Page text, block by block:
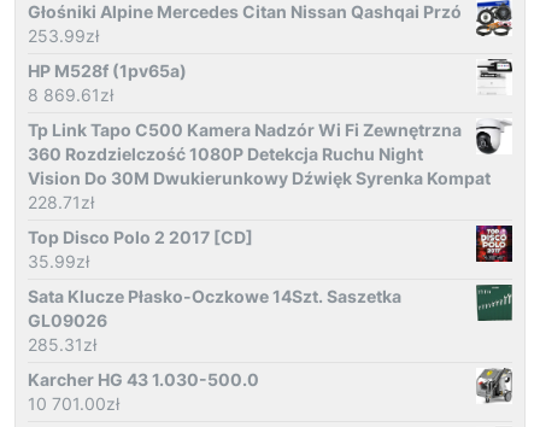
Głośniki Alpine Mercedes Citan Nissan Qashqai Przó
253.99zł
HP M528f (1pv65a)
8 869.61zł
Tp Link Tapo C500 Kamera Nadzór Wi Fi Zewnętrzna
360 Rozdzielczość 1080P Detekcja Ruchu Night
Vision Do 30M Dwukierunkowy Dźwięk Syrenka Kompat
228.71zł
Top Disco Polo 2 2017 [CD]
35.99zł
Sata Klucze Płasko-Oczkowe 14Szt. Saszetka
GL09026
285.31zł
Karcher HG 43 1.030-500.0
10 701.00zł